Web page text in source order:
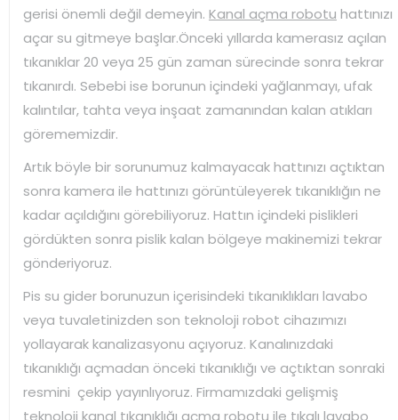
gerisi önemli değil demeyin. Kanal açma robotu hattınızı
açar su gitmeye başlar.Önceki yıllarda kamerasız açılan
tıkanıklar 20 veya 25 gün zaman sürecinde sonra tekrar
tıkanırdı. Sebebi ise borunun içindeki yağlanmayı, ufak
kalıntılar, tahta veya inşaat zamanından kalan atıkları
görememizdir.
Artık böyle bir sorunumuz kalmayacak hattınızı açtıktan
sonra kamera ile hattınızı görüntüleyerek tıkanıklığın ne
kadar açıldığını görebiliyoruz. Hattın içindeki pislikleri
gördükten sonra pislik kalan bölgeye makinemizi tekrar
gönderiyoruz.
Pis su gider borunuzun içerisindeki tıkanıklıkları lavabo
veya tuvaletinizden son teknoloji robot cihazımızı
yollayarak kanalizasyonu açıyoruz. Kanalınızdaki
tıkanıklığı açmadan önceki tıkanıklığı ve açtıktan sonraki
resmini çekip yayınlıyoruz. Firmamızdaki gelişmiş
teknoloji kanal tıkanıklığı açma robotu ile tıkalı lavabo